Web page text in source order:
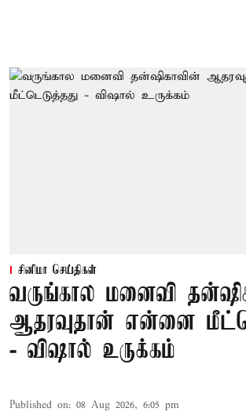
சினிமா செய்திகள்
வருங்கால மனைவி
ஆதரவுதான் என்னை
- விஷால் உருக்கம்
Published on: 08 Aug 2026, 6:05 pm